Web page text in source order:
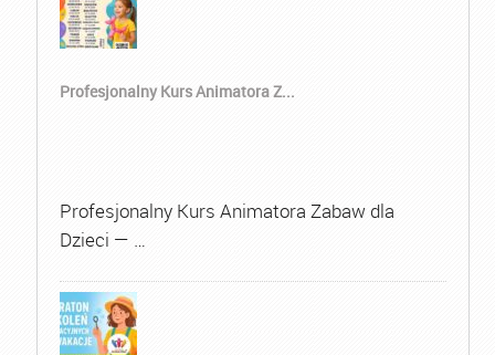
Profesjonalny Kurs Animatora Z...
Profesjonalny Kurs Animatora Zabaw dla
Dzieci — …